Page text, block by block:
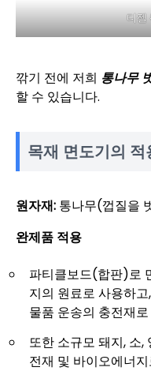
디젤
깎기 전에 저희 통나무
할 수 있습니다.
목재 면도기의 적
원자재: 통나무(껍질을
완제품 적용
파티클보드(합판)로
지의 원료로 사용하
물품 운송의 충전재
또한 소규모 돼지, 소,
전재 및 바이오에너